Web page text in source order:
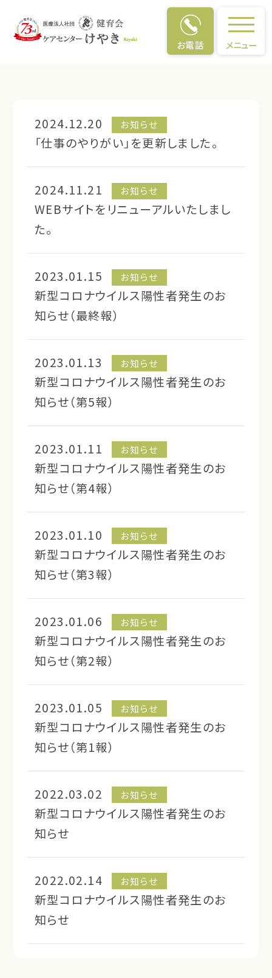
お電話 メニュー
2024.12.20
お知らせ
「仕事のやりがい」を更新しました。
2024.11.21 お知らせ
WEBサイトをリニューアルいたしまし
た。
2023.01.15 お知らせ
新型コロナウイルス陽性者発生のお
知らせ（最終報）
2023.01.13 お知らせ
新型コロナウイルス陽性者発生のお
知らせ（第5報）
2023.01.11 お知らせ
新型コロナウイルス陽性者発生のお
知らせ（第4報）
2023.01.10 お知らせ
新型コロナウイルス陽性者発生のお
知らせ（第3報）
2023.01.06 お知らせ
新型コロナウイルス陽性者発生のお
知らせ（第2報）
2023.01.05 お知らせ
新型コロナウイルス陽性者発生のお
知らせ（第1報）
2022.03.02 お知らせ
新型コロナウイルス陽性者発生のお
知らせ
2022.02.14 お知らせ
新型コロナウイルス陽性者発生のお
知らせ